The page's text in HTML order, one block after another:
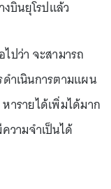
บินยุโรปแล้ว
ปว่า จะสามารถ
ำเนินการตามแผน
รายได้เพิ่มได้มาก
วามจำเป็นได้